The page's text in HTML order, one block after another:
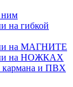
ним
на гибкой
на МАГНИТЕ
на НОЖКАХ
кармана и ПВХ